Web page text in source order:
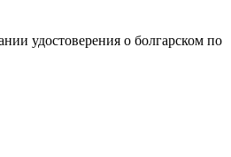
удостоверения о болгарском по